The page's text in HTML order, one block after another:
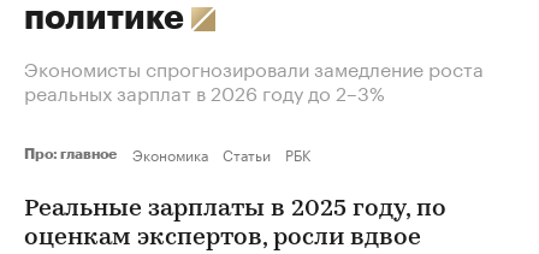
политике
Экономисты спрогнозировали замедление роста
реальных зарплат в 2026 году до 2–3%
Про: главное Экономика Статьи РБК
Реальные зарплаты в 2025 году, по
оценкам экспертов, росли вдвое